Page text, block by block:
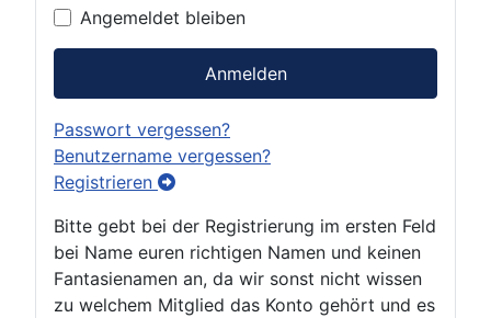
Angemeldet bleiben
Anmelden
Passwort vergessen?
Benutzername vergessen?
Registrieren
Bitte gebt bei der Registrierung im ersten Feld
bei Name euren richtigen Namen und keinen
Fantasienamen an, da wir sonst nicht wissen
zu welchem Mitglied das Konto gehört und es